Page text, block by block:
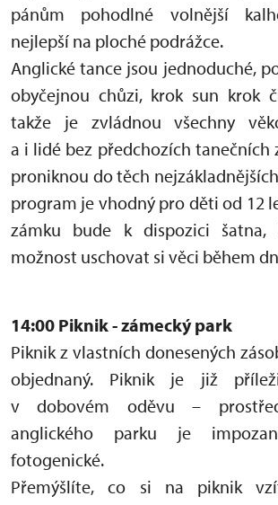
pánům pohodlné volnější
nejlepší na ploché podrážce.
Anglické tance jsou jednoduché,
obyčejnou chůzi, krok sun krok
takže je zvládnou všechny
a i lidé bez předchozích tanečních
proniknou do těch
program je vhodný pro děti od 12
zámku bude k dispozici
možnost uschovat si věci během
14:00 Piknik - zámecký park
Piknik z vlastních donesených
objednaný. Piknik je již
v dobovém oděvu –
anglického parku je
fotogenické.
Přemýšlíte, co si na piknik